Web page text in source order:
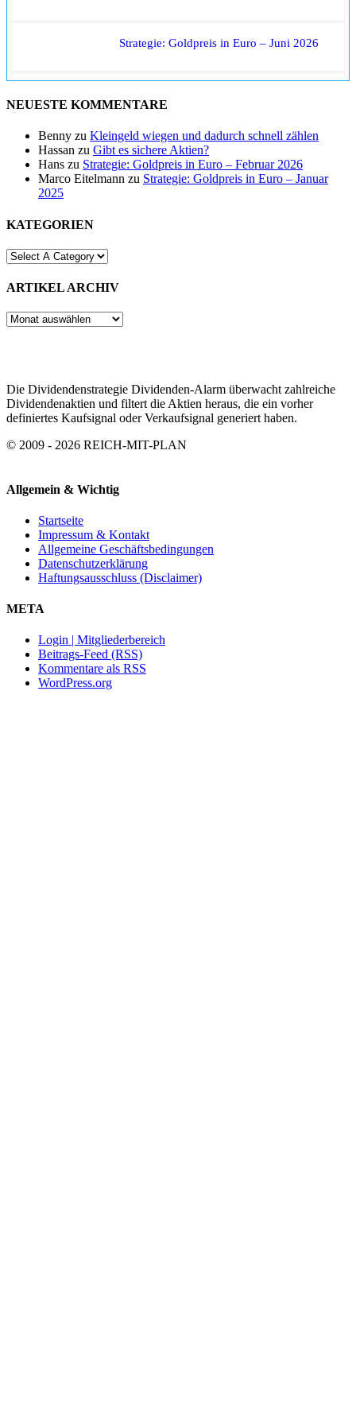
Strategie: Goldpreis in Euro – Juni 2026
NEUESTE KOMMENTARE
Benny zu Kleingeld wiegen und dadurch schnell zählen
Hassan zu Gibt es sichere Aktien?
Hans zu Strategie: Goldpreis in Euro – Februar 2026
Marco Eitelmann zu Strategie: Goldpreis in Euro – Januar
2025
KATEGORIEN
ARTIKEL ARCHIV
ARTIKEL
Die Dividendenstrategie Dividenden-Alarm überwacht zahlreiche
Dividendenaktien und filtert die Aktien heraus, die ein vorher
definiertes Kaufsignal oder Verkaufsignal generiert haben.
© 2009 - 2026 REICH-MIT-PLAN
Allgemein & Wichtig
Startseite
Impressum & Kontakt
Allgemeine Geschäftsbedingungen
Datenschutzerklärung
Haftungsausschluss (Disclaimer)
META
Login | Mitgliederbereich
Beitrags-Feed (RSS)
Kommentare als RSS
WordPress.org